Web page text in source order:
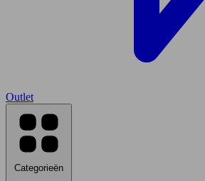
Outlet
Categorieën